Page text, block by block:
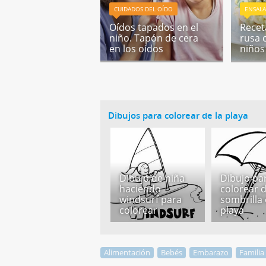
CUIDADOS DEL OÍDO
Oídos tapados en el
niño. Tapón de cera
en los oídos
rusa
niños
Dibujos para colorear de la playa
Dibujo de niña
haciendo
windsurf para
colorear
Dibujo
colorear
sombrilla
playa
Alimentación Bebés Embarazo Familia